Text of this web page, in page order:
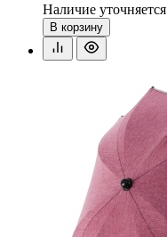
Наличие уточняется
В корзину